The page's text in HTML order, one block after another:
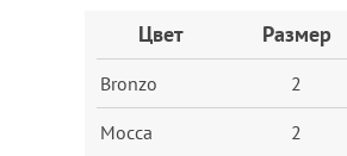
ЗаказЦвет Размер
Bronzo 2
Mocca 2